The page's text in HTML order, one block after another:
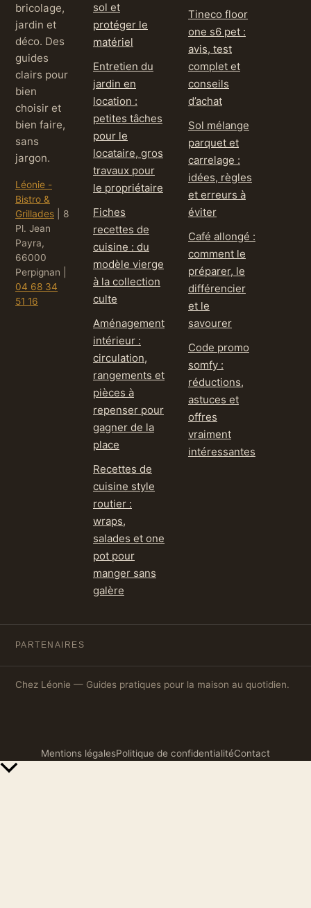
bricolage,
jardin et
déco. Des
guides
clairs pour
bien
choisir et
bien faire,
sans
jargon.
Léonie -
Bistro &
Grillades
8
Pl. Jean
Payra,
66000
Perpignan
04 68 34
51 16
sol et
protéger le
matériel
Entretien du
jardin en
location :
petites tâches
pour le
locataire, gros
travaux pour
le propriétaire
Fiches
recettes de
cuisine : du
modèle vierge
à la collection
culte
Aménagement
intérieur :
circulation,
rangements et
pièces à
repenser pour
gagner de la
place
Recettes de
cuisine style
routier :
wraps,
salades et one
pot pour
manger sans
galère
Tineco floor
one s6 pet :
avis, test
complet et
conseils
d’achat
Sol mélange
parquet et
carrelage :
idées, règles
et erreurs à
éviter
Café allongé :
comment le
préparer, le
différencier
et le
savourer
Code promo
somfy :
réductions,
astuces et
offres
vraiment
intéressantes
PARTENAIRES
Chez Léonie — Guides pratiques pour la maison au quotidien.
Mentions légalesPolitique de confidentialitéContact